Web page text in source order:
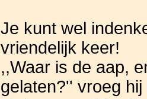
Je kunt wel
vriendelijk keer!
,,Waar is de aap,
gelaten?'' vroeg